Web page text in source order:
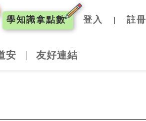
學知識拿點數 登入 註冊
安 友好連結